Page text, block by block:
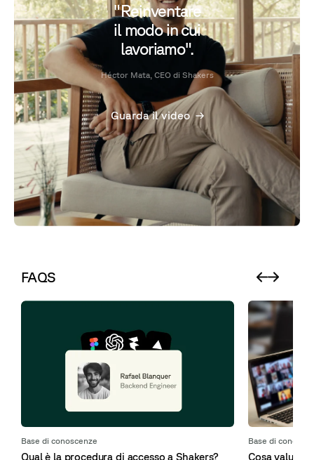
"Reinventare
il modo in cui
lavoriamo".
Héctor Mata, CEO di Shakers
Guarda il video
FAQS
a Shakers?
Cosa valutiamo durante il colloquio